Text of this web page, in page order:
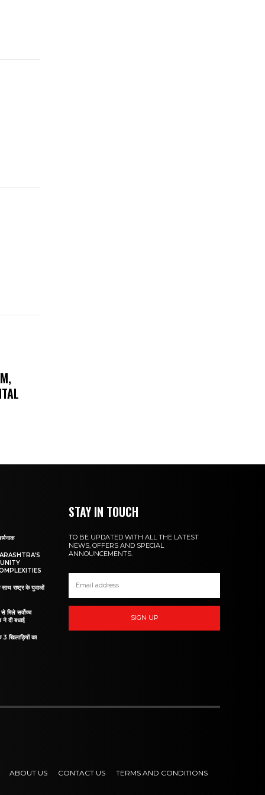
साथ राष्ट्र के युवाओं
से मिले सर्वोच्च
ने दी बधाई
खिलाड़ियों का
STAY IN TOUCH
TO BE UPDATED WITH ALL THE LATEST
NEWS, OFFERS AND SPECIAL
ANNOUNCEMENTS.
SIGN UP
ABOUT US CONTACT US TERMS AND CONDITIONS